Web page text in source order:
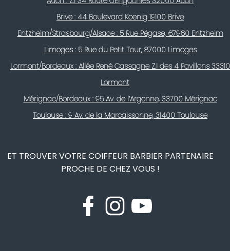
Brive : 44 Boulevard Koenig 19100 Brive
Entzheim/Strasbourg/Alsace : 5 Rue Pégase, 67960 Entzheim
Limoges : 5 Rue du Petit Tour, 87000 Limoges
Lormont/Bordeaux : Allée René Cassagne Z.I des 4 Pavillons 33310
Lormont
Mérignac/Bordeaux : 95 Av. de l’Argonne, 33700 Mérignac
Toulouse : 9 Av. de la Marcaissonne, 31400 Toulouse
ET TROUVER VOTRE COIFFEUR BARBIER PARTENAIRE
PROCHE DE CHEZ VOUS !